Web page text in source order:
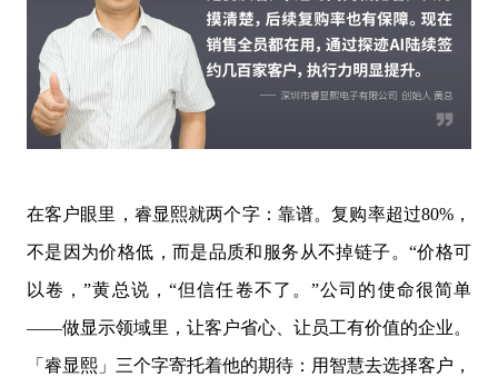
在客户眼里，睿显熙就两个字：靠谱。复购率超过80%，
不是因为价格低，而是品质和服务从不掉链子。“价格可
以卷，”黄总说，“但信任卷不了。”公司的使命很简单
——做显示领域里，让客户省心、让员工有价值的企业。
「睿显熙」三个字寄托着他的期待：用智慧去选择客户，